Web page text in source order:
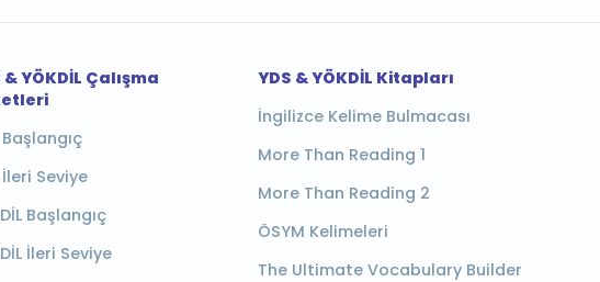
& YÖKDİL Çalışma
Başlangıç
İleri Seviye
Başlangıç
İleri Seviye
YDS & YÖKDİL Kitapları
İngilizce Kelime Bulmacası
More Than Reading 1
More Than Reading 2
ÖSYM Kelimeleri
The Ultimate Vocabulary Builder